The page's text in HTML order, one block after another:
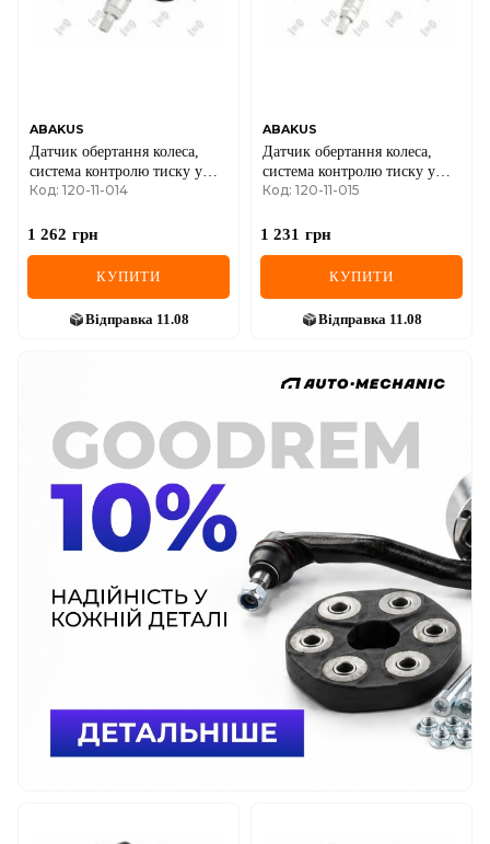
ABAKUS
Датчик обертання колеса,
система контролю тиску у
шинах
Код: 120-11-014
1 262 грн
КУПИТИ
Відправка 11.08
ABAKUS
Датчик обертання колеса,
система контролю тиску у
шинах
Код: 120-11-015
1 231 грн
КУПИТИ
Відправка 11.08